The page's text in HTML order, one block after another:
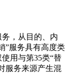
，从目的、内
”服务具有高度类
用与第35类“替
服务来源产生混